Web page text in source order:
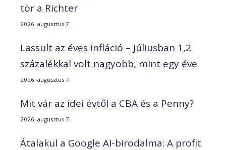
tör a Richter
2026. augusztus 7.
Lassult az éves infláció – Júliusban 1,2
százalékkal volt nagyobb, mint egy éve
2026. augusztus 7.
Mit vár az idei évtől a CBA és a Penny?
2026. augusztus 7.
Átalakul a Google AI-birodalma: A profit